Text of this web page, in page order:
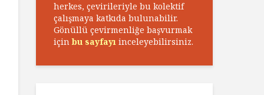
herkes, çevirileriyle bu kolektif
çalışmaya katkıda bulunabilir.
Gönüllü çevirmenliğe başvurmak
içinbu sayfayı inceleyebilirsiniz.